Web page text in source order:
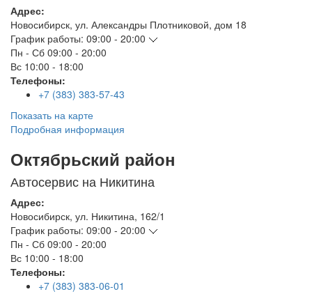
Адрес:
Новосибирск, ул. Александры Плотниковой, дом 18
График работы: 09:00 - 20:00
Пн - Сб 09:00 - 20:00
Вс 10:00 - 18:00
Телефоны:
+7 (383) 383-57-43
Показать на карте
Подробная информация
Октябрьский район
Автосервис на Никитина
Адрес:
Новосибирск, ул. Никитина, 162/1
График работы: 09:00 - 20:00
Пн - Сб 09:00 - 20:00
Вс 10:00 - 18:00
Телефоны:
+7 (383) 383-06-01